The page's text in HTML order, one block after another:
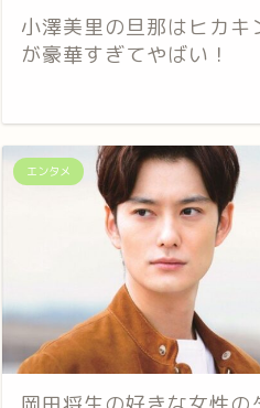
小澤美里の旦那はヒカキ
が豪華すぎてやばい！
エンタメ